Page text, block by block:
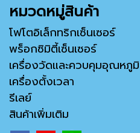
หมวดหมู่สินค้า
โฟโตอิเล็กทริกเซ็นเซอร์
พร็อกซิมิตี้เซ็นเซอร์
เครื่องวัดและควบคุมอุณหภูมิ
เครื่องตั้งเวลา
รีเลย์
สินค้าเพิ่มเติม